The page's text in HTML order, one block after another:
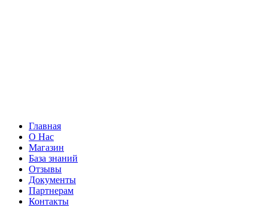
Главная
О Нас
Магазин
База знаний
Отзывы
Документы
Партнерам
Контакты